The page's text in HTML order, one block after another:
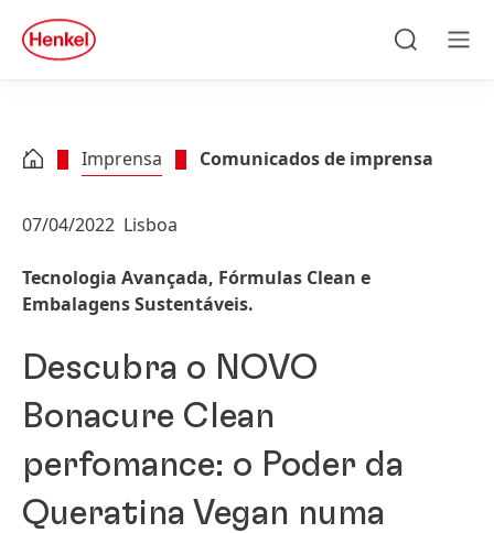
Skip to footer
quick
search
Imprensa Comunicados de imprensa
07/04/2022 Lisboa
Tecnologia Avançada, Fórmulas Clean e
Embalagens Sustentáveis.
Descubra o NOVO
Bonacure Clean
perfomance: o Poder da
Queratina Vegan numa